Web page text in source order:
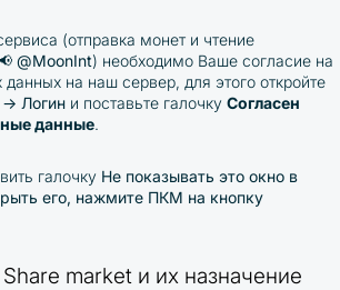
(отправка монет и чтение
@MoonInt) необходимо Ваше согласие на
данных на наш сервер, для этого откройте
→ Логин и поставьте галочку Согласен
данные.
галочку Не показывать это окно в
его, нажмите ПКМ на кнопку
market и их назначение